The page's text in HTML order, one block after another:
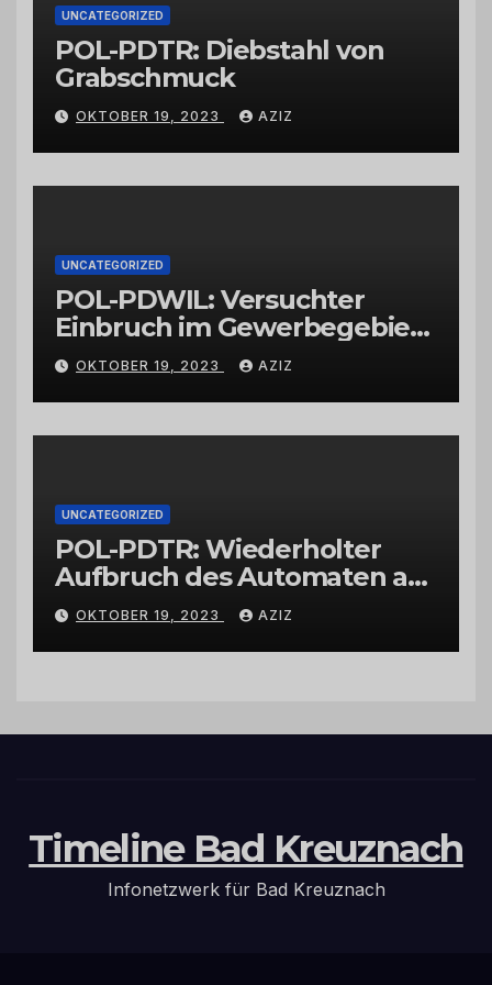
UNCATEGORIZED
POL-PDTR: Diebstahl von
Grabschmuck
OKTOBER 19, 2023 AZIZ
UNCATEGORIZED
POL-PDWIL: Versuchter
Einbruch im Gewerbegebiet
Wittlich
OKTOBER 19, 2023 AZIZ
UNCATEGORIZED
POL-PDTR: Wiederholter
Aufbruch des Automaten am
Wohnmobilstellplatz in
Hermeskeil am Labachweg
OKTOBER 19, 2023 AZIZ
Timeline Bad Kreuznach
Infonetzwerk für Bad Kreuznach